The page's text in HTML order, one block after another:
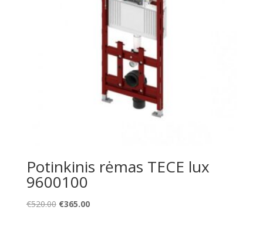
Potinkinis rėmas TECE lux
9600100
€520.00 Original
€365.00Current